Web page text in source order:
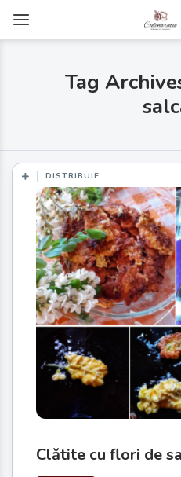
Tag
DISTRIBUIE
Clătite cu flori de